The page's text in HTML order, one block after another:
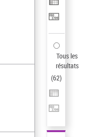
Tous les
résultats
(62)